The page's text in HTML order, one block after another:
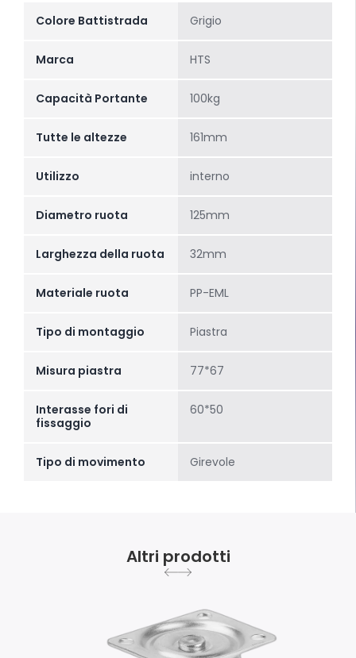
Colore Battistrada Grigio
Marca HTS
Capacità Portante 100kg
Tutte le altezze 161mm
Utilizzo interno
Diametro ruota 125mm
Larghezza della ruota 32mm
Materiale ruota PP-EML
Tipo di montaggio Piastra
Misura piastra 77*67
Interasse fori di
fissaggio
60*50
Tipo di movimento Girevole
Altri prodotti